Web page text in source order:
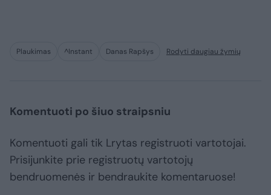
Plaukimas ^Instant Danas Rapšys Rodyti daugiau žymių
Komentuoti po šiuo straipsniu
Komentuoti gali tik Lrytas registruoti vartotojai.
Prisijunkite prie registruotų vartotojų
bendruomenės ir bendraukite komentaruose!